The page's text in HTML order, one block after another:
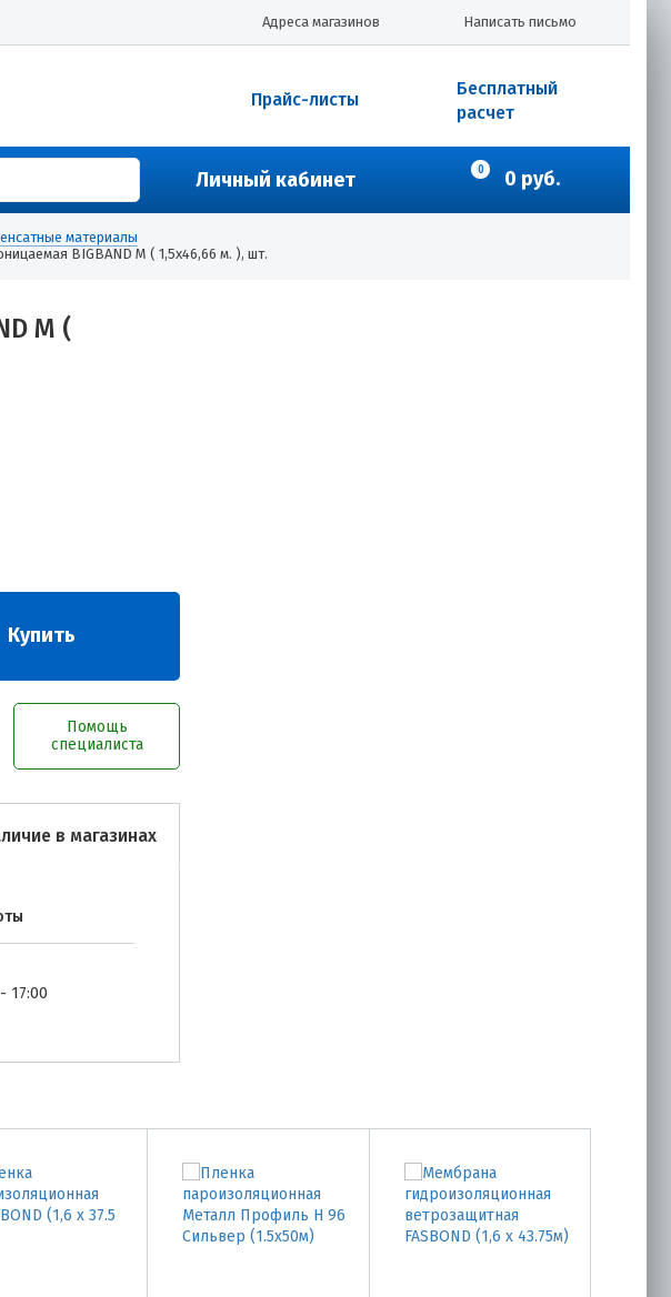
Написать письмо
Адреса магазинов
Бесплатный
расчет
Прайс-листы
Личный кабинет 0 0 руб.
материалы
BIGBAND M ( 1,5х46,66 м. ), шт.
M (
Купить
Помощь
специалиста
в магазинах
17:00